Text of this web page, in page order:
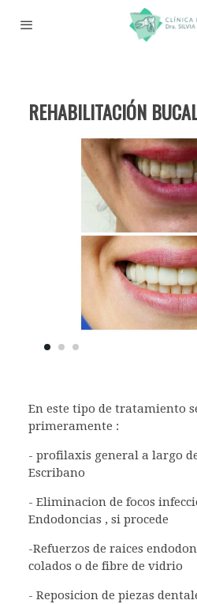
REHABILITACIÓN
En este tipo de tratamiento
primeramente :
- profilaxis general a largo
Escribano
- Eliminacion de focos
Endodoncias , si procede
-Refuerzos de raices
colados o de fibre de vidrio
- Reposicion de piezas